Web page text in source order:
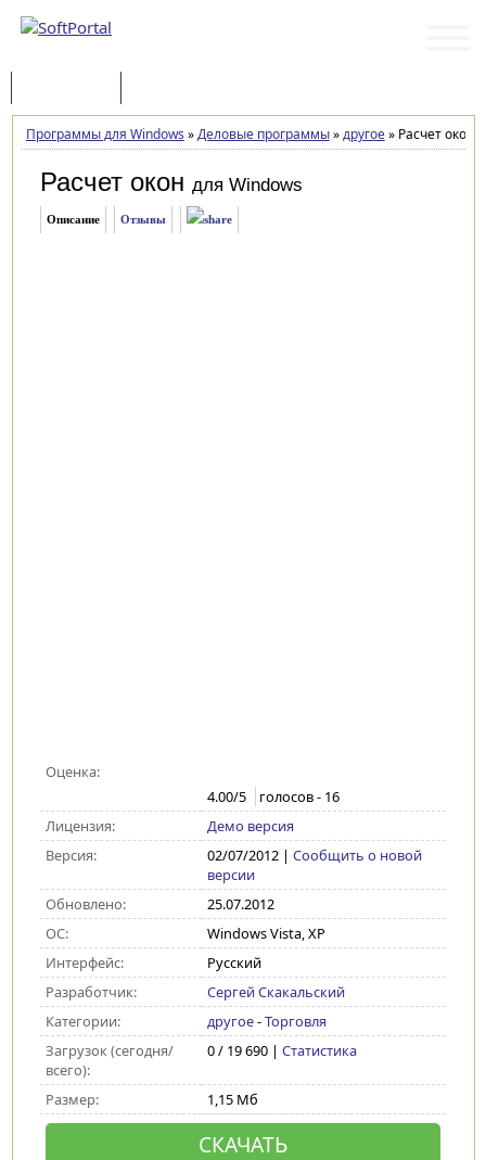
Программы для Windows »Деловые программы»другое»Расчет окон
Расчет окон для Windows
Описание Отзывы
Оценка:
4.00/5 голосов - 16
Лицензия:
Демо версия
Версия:
02/07/2012| Сообщить о новой
версии
Обновлено:
25.07.2012
ОС:
Windows Vista, XP
Интерфейс:
Русский
Разработчик:
Сергей Скакальский
Категории:
другое-Торговля
Загрузок (сегодня/
всего):
0 / 19 690 | Статистика
Размер: 1,15 Мб
СКАЧАТЬ